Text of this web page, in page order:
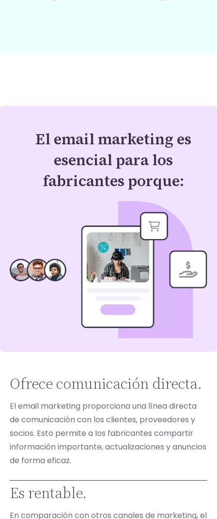
El email marketing es
esencial para los
fabricantes porque:
Ofrece comunicación directa.
El email marketing proporciona una línea directa
de comunicación con los clientes, proveedores y
socios. Esto permite a los fabricantes compartir
información importante, actualizaciones y anuncios
de forma eficaz.
Es rentable.
En comparación con otros canales de marketing, el